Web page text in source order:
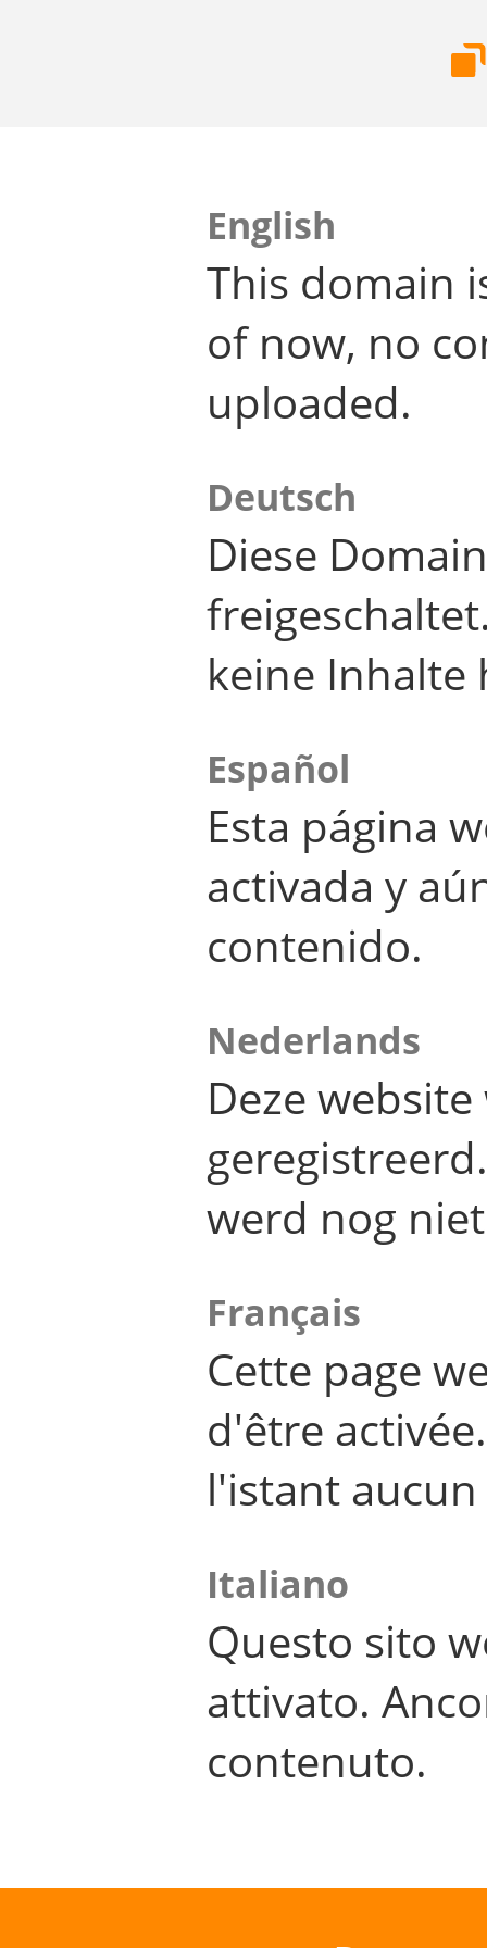
English
This domain
of now, no
uploaded.
Deutsch
Diese
keine Inhalte
Español
Esta página
activada y
contenido.
Nederlands
Deze
werd nog
Français
Cette page
d'être
l'istant
Italiano
Questo sito
attivato.
contenuto.